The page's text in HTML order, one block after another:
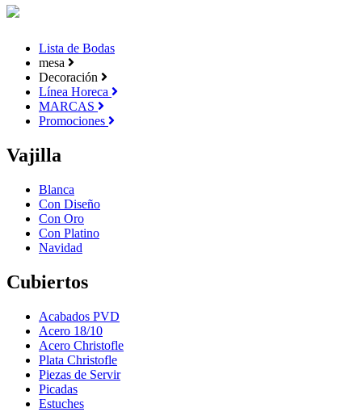
Lista de Bodas
mesa
Decoración
Línea Horeca
MARCAS
Promociones
Vajilla
Blanca
Con Diseño
Con Oro
Con Platino
Navidad
Cubiertos
Acabados PVD
Acero 18/10
Acero Christofle
Plata Christofle
Piezas de Servir
Picadas
Estuches